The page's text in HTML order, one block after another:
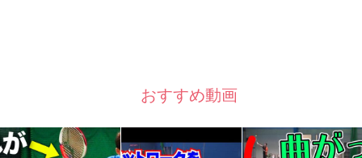
おすすめ動画